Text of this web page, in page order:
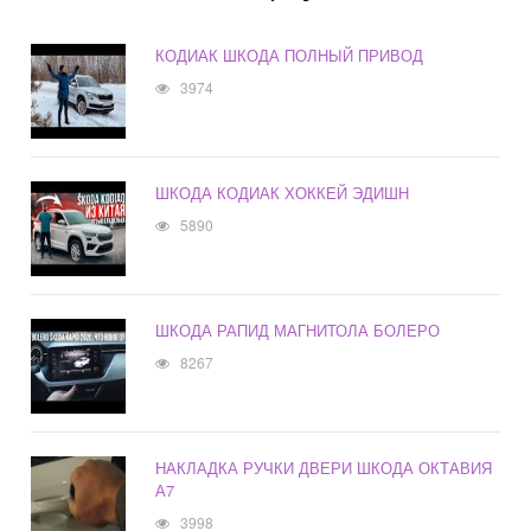
КОДИАК ШКОДА ПОЛНЫЙ ПРИВОД
3974
ШКОДА КОДИАК ХОККЕЙ ЭДИШН
5890
ШКОДА РАПИД МАГНИТОЛА БОЛЕРО
8267
НАКЛАДКА РУЧКИ ДВЕРИ ШКОДА ОКТАВИЯ
А7
3998